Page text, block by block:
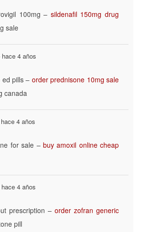
100mg – sildenafil 150mg drug
sale
hace 4 años
pills – order prednisone 10mg sale
canada
4 años
for sale – buy amoxil online cheap
4 años
prescription – order zofran generic
pill